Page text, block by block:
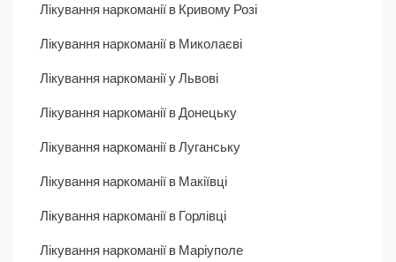
Лікування наркоманії в Кривому Розі
Лікування наркоманії в Миколаєві
Лікування наркоманії у Львові
Лікування наркоманії в Донецьку
Лікування наркоманії в Луганську
Лікування наркоманії в Макіївці
Лікування наркоманії в Горлівці
Лікування наркоманії в Маріуполе